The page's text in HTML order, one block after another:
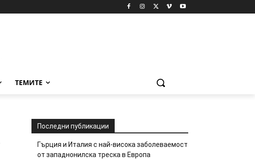
ТЕМИТЕ
Последни публикации
Гърция и Италия с най-висока заболеваемост
от западнонилска треска в Европа